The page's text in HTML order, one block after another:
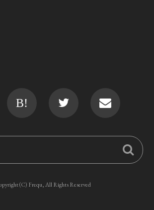
B!
(C) Frequ, All Rights Reserved